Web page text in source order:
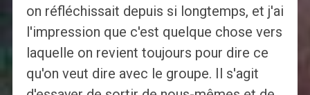
on réfléchissait depuis si longtemps, et j'ai
l'impression que c'est quelque chose vers
laquelle on revient toujours pour dire ce
qu'on veut dire avec le groupe. Il s'agit